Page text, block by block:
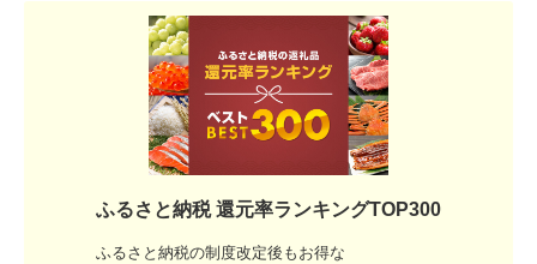
ふるさと納税 還元率ランキングTOP300
ふるさと納税の制度改定後もお得な